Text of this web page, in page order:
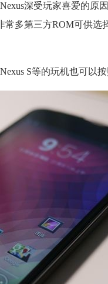
深受玩家喜爱的原
多第三方ROM可供
S等的玩机也可以按